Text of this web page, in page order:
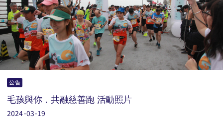
公告
毛孩與你．共融慈善跑 活動照片
2024-03-19